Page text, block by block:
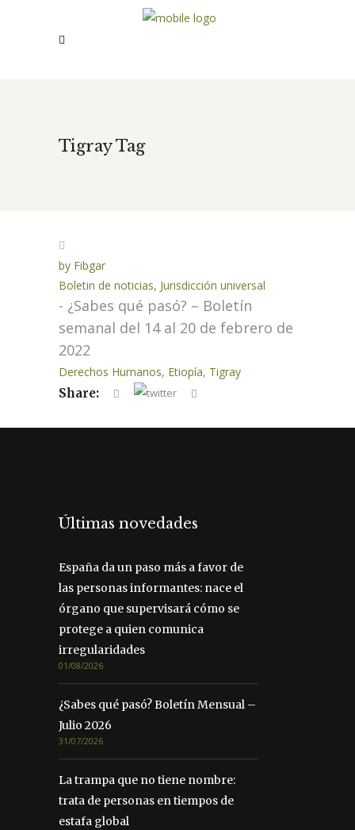
Tigray Tag
by Fibgar
Boletin de noticias, Jurisdicción universal
- ¿Sabes qué pasó? – Boletín
semanal del 14 al 20 de febrero de
2022
Derechos Humanos, Etiopía, Tigray
Share:
Últimas novedades
España da un paso más a favor de
las personas informantes: nace el
órgano que supervisará cómo se
protege a quien comunica
irregularidades
01/08/2026
¿Sabes qué pasó? Boletín Mensual –
Julio 2026
31/07/2026
La trampa que no tiene nombre:
trata de personas en tiempos de
estafa global